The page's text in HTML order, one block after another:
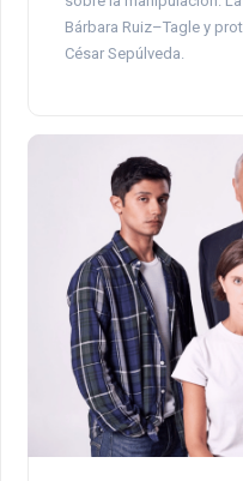
Bárbara Ruiz–Tagle y
César Sepúlveda.